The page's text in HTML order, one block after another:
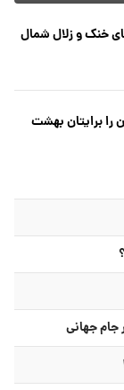
خنک و زلال شمال
را برایتان بهشت